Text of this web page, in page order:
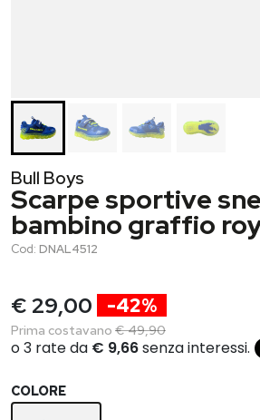
Bull Boys
Scarpe sportive
bambino graffio
Cod: DNAL4512
€ 29,00 -42%
Prima costavano € 49,90
COLORE